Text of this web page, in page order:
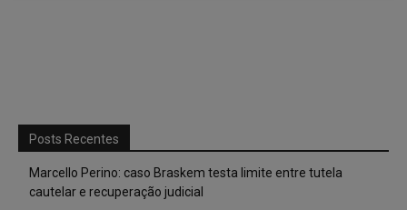
Posts Recentes
Marcello Perino: caso Braskem testa limite entre tutela
cautelar e recuperação judicial